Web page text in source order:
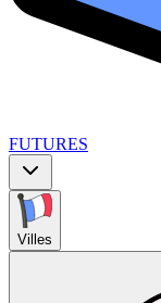
FUTURES
Villes